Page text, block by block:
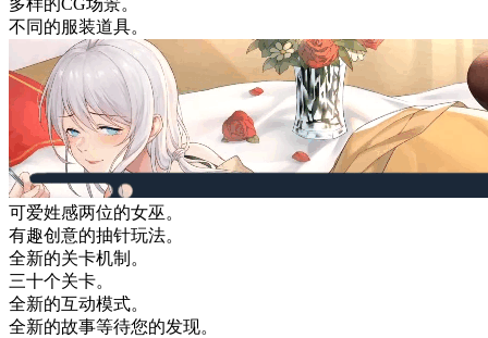
不同的服装道具。
可爱姓感两位的女巫。
有趣创意的抽针玩法。
全新的关卡机制。
三十个关卡。
全新的互动模式。
全新的故事等待您的发现。